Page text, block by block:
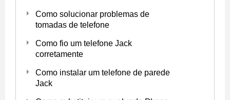
Como solucionar problemas de
tomadas de telefone
Como fio um telefone Jack
corretamente
Como instalar um telefone de parede
Jack